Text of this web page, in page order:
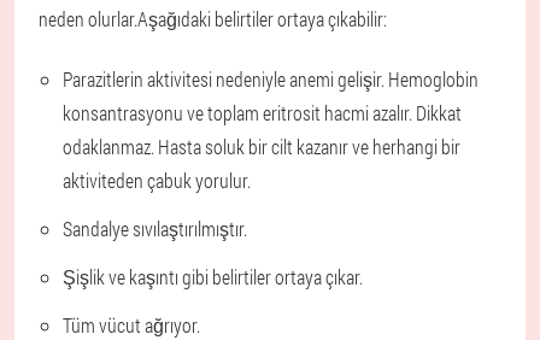
neden olurlar.Aşağıdaki belirtiler ortaya çıkabilir:
Parazitlerin aktivitesi nedeniyle anemi gelişir. Hemoglobin
konsantrasyonu ve toplam eritrosit hacmi azalır. Dikkat
odaklanmaz. Hasta soluk bir cilt kazanır ve herhangi bir
aktiviteden çabuk yorulur.
Sandalye sıvılaştırılmıştır.
Şişlik ve kaşıntı gibi belirtiler ortaya çıkar.
Tüm vücut ağrıyor.